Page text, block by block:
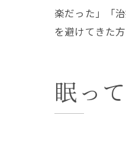
楽だった」「
を避けてきた
眠っ